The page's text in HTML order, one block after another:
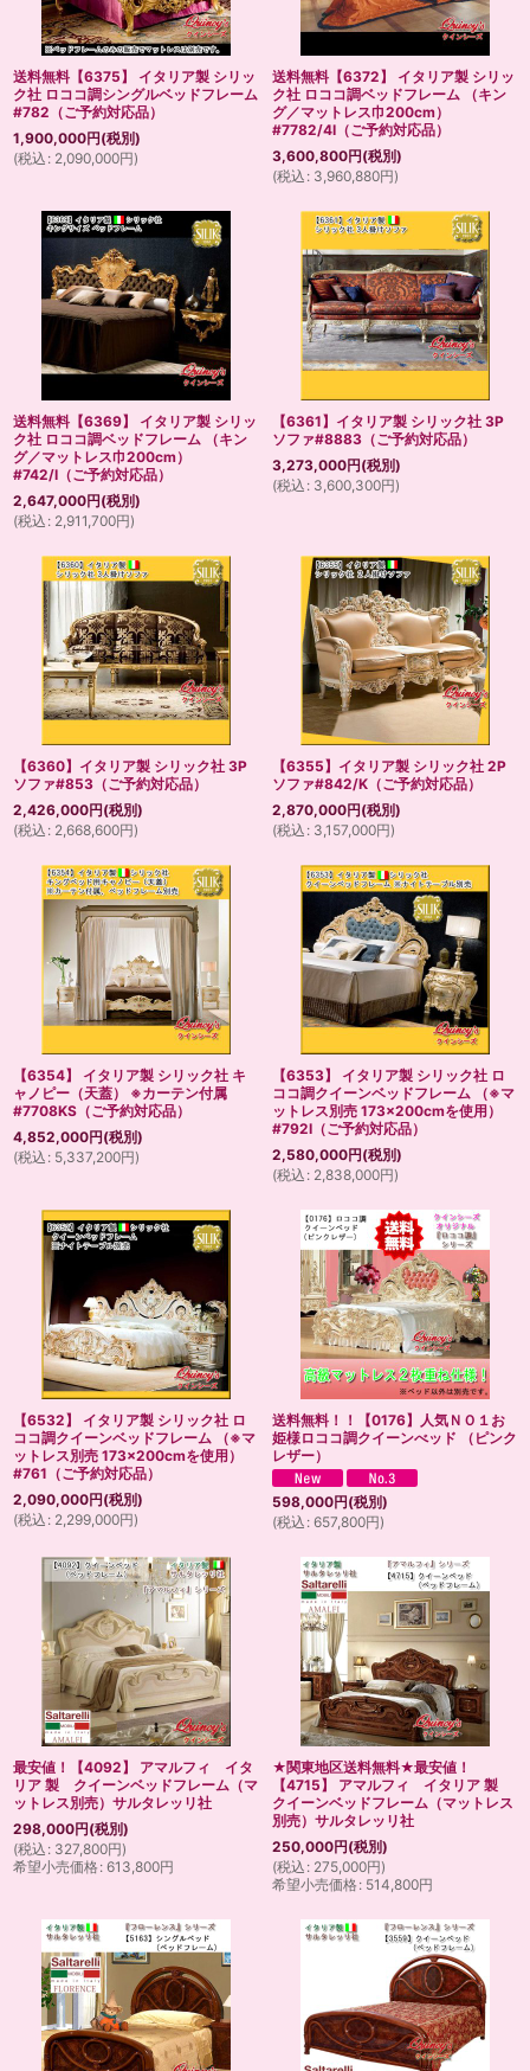
送料無料【6375】 イタリア製 シリッ
ク社 ロココ調シングルベッドフレーム
#782（ご予約対応品）
1,900,000円(税別)
(税込 : 2,090,000円)
送料無料【6372】 イタリア製 シリッ
ク社 ロココ調ベッドフレーム （キン
グ／マットレス巾200cm）
#7782/4I（ご予約対応品）
3,600,800円(税別)
(税込 : 3,960,880円)
送料無料【6369】 イタリア製 シリッ
ク社 ロココ調ベッドフレーム （キン
グ／マットレス巾200cm）
#742/I（ご予約対応品）
2,647,000円(税別)
(税込 : 2,911,700円)
【6361】イタリア製 シリック社 3P
ソファ#8883（ご予約対応品）
3,273,000円(税別)
(税込 : 3,600,300円)
【6360】イタリア製 シリック社 3P
ソファ#853（ご予約対応品）
2,426,000円(税別)
(税込 : 2,668,600円)
【6355】イタリア製 シリック社 2P
ソファ#842/K（ご予約対応品）
2,870,000円(税別)
(税込 : 3,157,000円)
【6354】 イタリア製 シリック社 キ
ャノピー（天蓋） ※カーテン付属
#7708KS（ご予約対応品）
4,852,000円(税別)
(税込 : 5,337,200円)
【6353】 イタリア製 シリック社 ロ
ココ調クイーンベッドフレーム （※マ
ットレス別売 173×200cmを使用）
#792I（ご予約対応品）
2,580,000円(税別)
(税込 : 2,838,000円)
【6532】 イタリア製 シリック社 ロ
ココ調クイーンベッドフレーム （※マ
ットレス別売 173×200cmを使用）
#761（ご予約対応品）
2,090,000円(税別)
(税込 : 2,299,000円)
送料無料！！【0176】人気ＮＯ１お
姫様ロココ調クイーンべッド （ピンク
レザー）
598,000円(税別)
(税込 : 657,800円)
最安値！【4092】 アマルフィ イタ
リア 製 クイーンベッドフレーム（マ
ットレス別売）サルタレッリ社
298,000円(税別)
(税込 : 327,800円)
希望小売価格: 613,800円
★関東地区送料無料★最安値！
【4715】 アマルフィ イタリア 製
クイーンベッドフレーム（マットレス
別売）サルタレッリ社
250,000円(税別)
(税込 : 275,000円)
希望小売価格: 514,800円